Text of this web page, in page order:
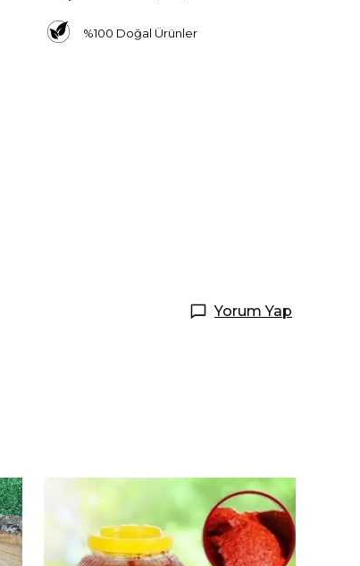
%100 Doğal Ürünler
Yorum Yap